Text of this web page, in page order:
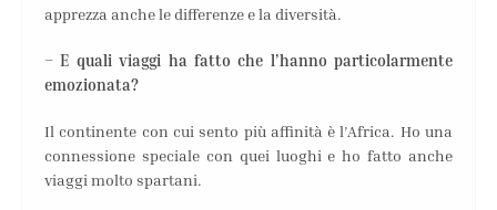
apprezza anche le differenze e la diversità.
– E quali viaggi ha fatto che l’hanno particolarmente
emozionata?
Il continente con cui sento più affinità è l’Africa. Ho una
connessione speciale con quei luoghi e ho fatto anche
viaggi molto spartani.